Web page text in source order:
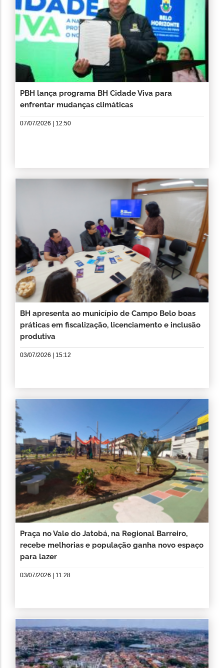
PBH lança programa BH Cidade Viva para
enfrentar mudanças climáticas
07/07/2026 | 12:50
BH apresenta ao município de Campo Belo boas
práticas em fiscalização, licenciamento e inclusão
produtiva
03/07/2026 | 15:12
Praça no Vale do Jatobá, na Regional Barreiro,
recebe melhorias e população ganha novo espaço
para lazer
03/07/2026 | 11:28